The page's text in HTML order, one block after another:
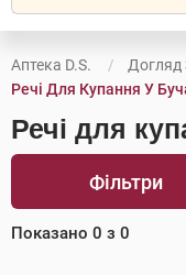
Аптека D.S.
Речі Для Купання У
Речі для
Фільтри
Показано 0 з 0